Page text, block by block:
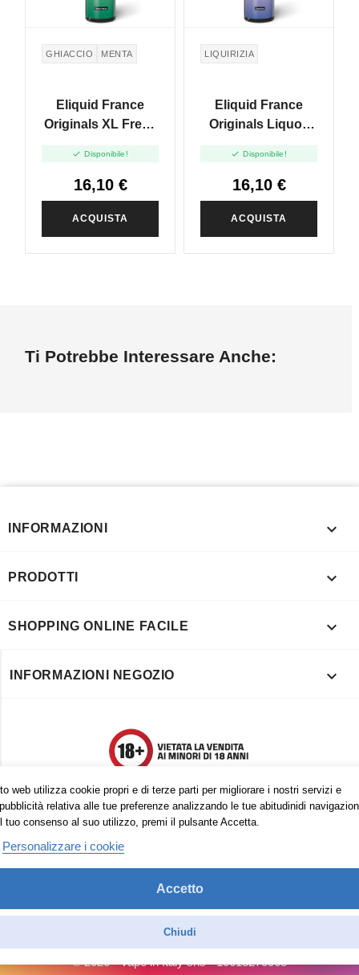
GHIACCIO MENTA
Eliquid France
Originals XL Fresh
 Disponibile!
16,10 €
ACQUISTA
LIQUIRIZIA
Eliquid France
Originals Liquo -
 Disponibile!
16,10 €
ACQUISTA
Ti Potrebbe Interessare Anche:
web utilizza cookie propri e di terze parti per migliorare i nostri servizi e
relativa alle tue preferenze analizzando le tue abitudinidi
tuo consenso al suo utilizzo, premi il pulsante Accetta.
Personalizzare i cookie
Accetto
Chiudi
INFORMAZIONI 
PRODOTTI 
SHOPPING ONLINE FACILE 
INFORMAZIONI NEGOZIO 
Trovaci anche su:
© 2026 - Vape in Italy srls - 10613270965